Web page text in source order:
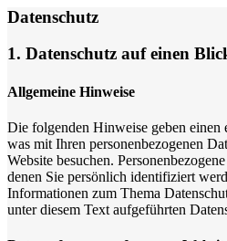
Datenschutz
1. Datenschutz auf einen
Allgemeine Hinweise
Die folgenden Hinweise geben einen
was mit Ihren personenbezogenen
Website besuchen.
denen Sie persönlich identifiziert
Informationen zum Thema
unter diesem Text aufgeführten